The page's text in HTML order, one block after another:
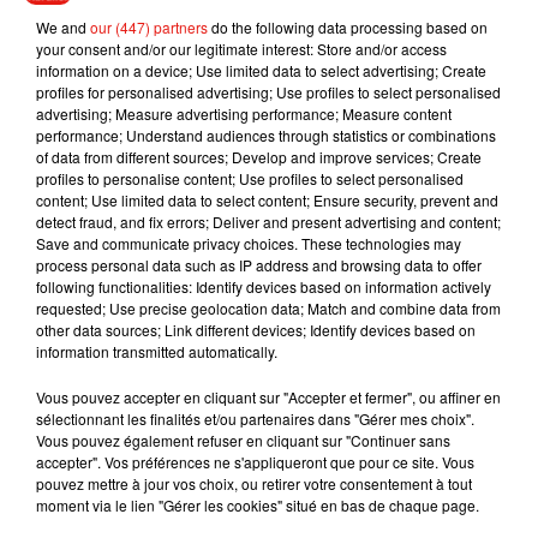
11 titres d'origine, une nouvelle pochette, des photos
inédites au format polaroïd et trois chansons en
acoustique :Habibi,EvidemmentetDans mes bras.
Musique
7 août 2026
Julien Lieb s’essaye à la vie de chatelain
dans son nouveau clip
7 août 2026
Madonna sort enfin le remix de « Love
Sensation » avec Kylie Minogue
We and our (447) partnersdo the following data processing based on
your consent and/or our legitimate interest: Store and/or access
information on a device; Use limited data to select advertising; Create
profiles for personalised advertising; Use profiles to select personalised
advertising; Measure advertising performance; Measure content
performance; Understand audiences through statistics or combinations
of data from different sources; Develop and improve services; Create
profiles to personalise content; Use profiles to select personalised
content; Use limited data to select content; Ensure security, prevent and
detect fraud, and fix errors; Deliver and present advertising and content;
Save and communicate privacy choices. These technologies may
process personal data such as IP address and browsing data to offer
following functionalities: Identify devices based on information actively
requested; Use precise geolocation data; Match and combine data from
other data sources; Link different devices; Identify devices based on
information transmitted automatically.
Vous pouvez accepter en cliquant sur "Accepter et fermer", ou affiner en
sélectionnant les finalités et/ou partenaires dans "Gérer mes choix".
Vous pouvez également refuser en cliquant sur "Continuer sans
accepter". Vos préférences ne s'appliqueront que pour ce site. Vous
pouvez mettre à jour vos choix, ou retirer votre consentement à tout
moment via le lien "Gérer les cookies" situé en bas de chaque page.